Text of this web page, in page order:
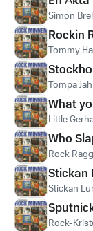
Simon
Rockin
Tommy
Tompa
What
Little
Who
Rock
Stickan
Stickan
Rock-